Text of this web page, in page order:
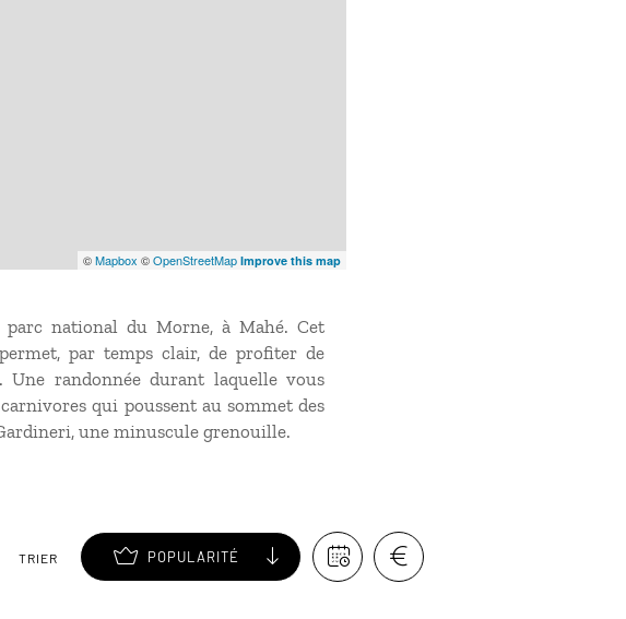
©Mapbox ©OpenStreetMap Improve this map
national du Morne, à Mahé. Cet
par temps clair, de profiter de
Une randonnée durant laquelle vous
qui poussent au sommet des
une minuscule grenouille.
TRIER POPULARITÉ